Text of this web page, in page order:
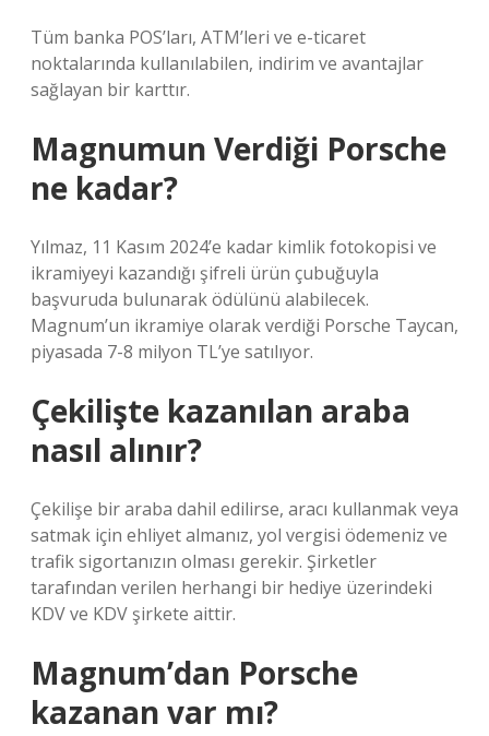
Tüm banka POS’ları, ATM’leri ve e-ticaret
noktalarında kullanılabilen, indirim ve avantajlar
sağlayan bir karttır.
Magnumun Verdiği Porsche
ne kadar?
Yılmaz, 11 Kasım 2024’e kadar kimlik fotokopisi ve
ikramiyeyi kazandığı şifreli ürün çubuğuyla
başvuruda bulunarak ödülünü alabilecek.
Magnum’un ikramiye olarak verdiği Porsche Taycan,
piyasada 7-8 milyon TL’ye satılıyor.
Çekilişte kazanılan araba
nasıl alınır?
Çekilişe bir araba dahil edilirse, aracı kullanmak veya
satmak için ehliyet almanız, yol vergisi ödemeniz ve
trafik sigortanızın olması gerekir. Şirketler
tarafından verilen herhangi bir hediye üzerindeki
KDV ve KDV şirkete aittir.
Magnum’dan Porsche
kazanan var mı?